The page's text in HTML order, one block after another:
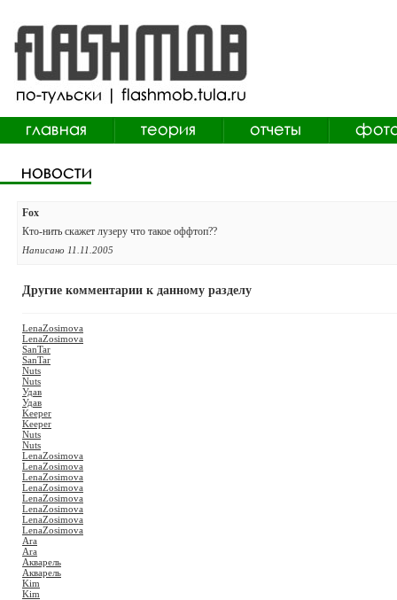
Fox
Кто-нить скажет лузеру что такое оффтоп??
Написано 11.11.2005
Другие комментарии к данному разделу
LenaZosimova
LenaZosimova
SanTar
SanTar
Nuts
Nuts
Удав
Удав
Keeper
Keeper
Nuts
Nuts
LenaZosimova
LenaZosimova
LenaZosimova
LenaZosimova
LenaZosimova
LenaZosimova
LenaZosimova
LenaZosimova
Ara
Ara
Акварель
Акварель
Kim
Kim